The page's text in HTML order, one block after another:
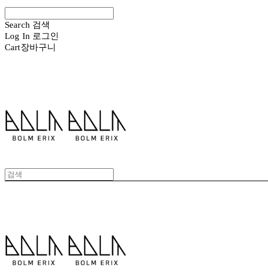
Search 검색
Log In 로그인
Cart장바구니